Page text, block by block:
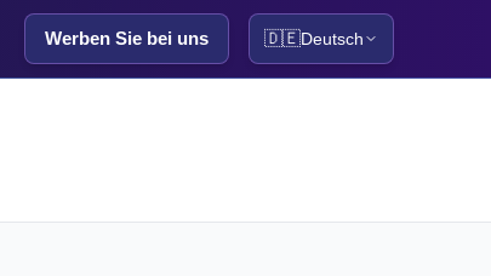
Werben Sie bei uns 🇩🇪Deutsch